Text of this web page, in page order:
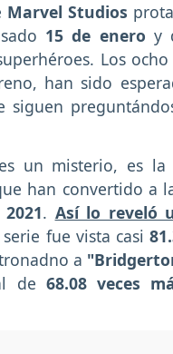
Marvel Studios
15 de enero y
Los
han sido
siguen
un misterio, es
han convertido a
2021. Así lo reveló
fue vista casi
a
de 68.08 veces